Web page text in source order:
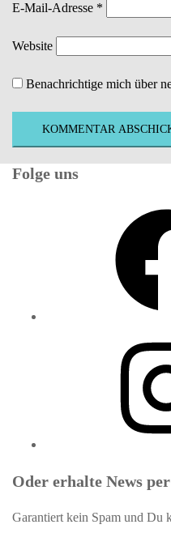
E-Mail-Adresse *
Website
Benachrichtige mich über
Folge uns
Oder erhalte News
Garantiert kein Spam und Du